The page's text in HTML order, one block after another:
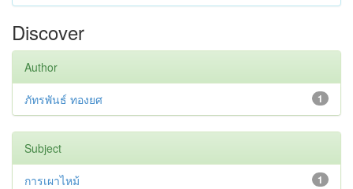
Discover
Author
1
ภัทรพันธ์ ทองยศ
Subject
1
การเผาไหม้